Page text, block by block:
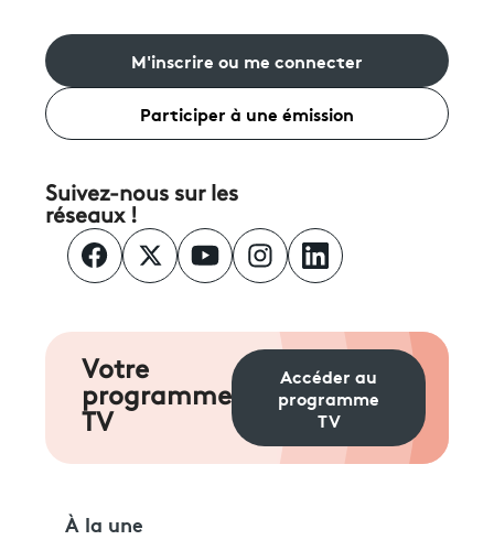
M'inscrire ou me connecter
Participer à une émission
Suivez-nous sur les
réseaux !
Votre
programme
TV
Accéder au
programme
TV
À la une